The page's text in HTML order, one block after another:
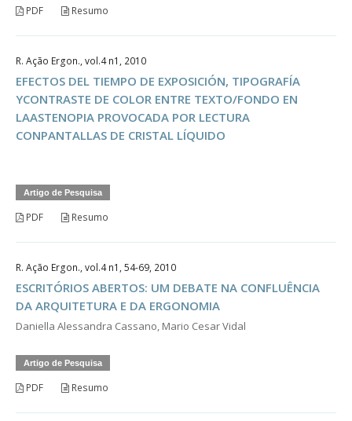
PDF Resumo
R. Ação Ergon., vol.4 n1, 2010
EFECTOS DEL TIEMPO DE EXPOSICIÓN, TIPOGRAFÍA
YCONTRASTE DE COLOR ENTRE TEXTO/FONDO EN
LAASTENOPIA PROVOCADA POR LECTURA
CONPANTALLAS DE CRISTAL LÍQUIDO
Artigo de Pesquisa
PDF Resumo
R. Ação Ergon., vol.4 n1, 54-69, 2010
ESCRITÓRIOS ABERTOS: UM DEBATE NA CONFLUÊNCIA
DA ARQUITETURA E DA ERGONOMIA
Daniella Alessandra Cassano, Mario Cesar Vidal
Artigo de Pesquisa
PDF Resumo